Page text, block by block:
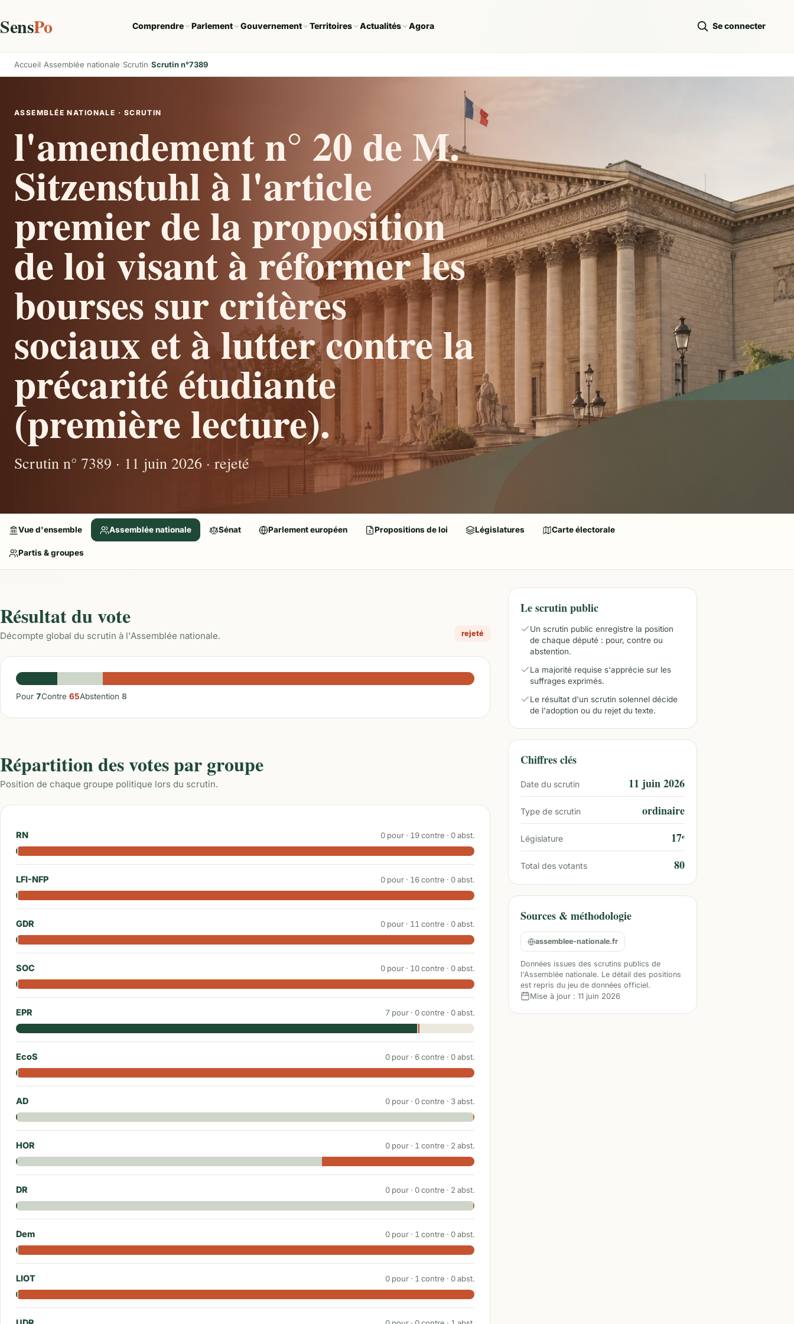
SensPo Comprendre Parlement Gouvernement Territoires Actualités Agora Se connecter
Accueil Assemblée nationale Scrutin Scrutin n°7389
ASSEMBLÉE NATIONALE · SCRUTIN
l'amendement n° 20 de M.
Sitzenstuhl à l'article
premier de la proposition
de loi visant à réformer les
bourses sur critères
sociaux et à lutter contre la
précarité étudiante
(première lecture).
Scrutin n° 7389 · 11 juin 2026 · rejeté
Vue d'ensemble Assemblée nationale Sénat Parlement européen Propositions de loi Législatures Carte électorale
Partis & groupes
Résultat du vote
Décompte global du scrutin à l'Assemblée nationale. rejeté
Pour 7Contre 65Abstention 8
Répartition des votes par groupe
Position de chaque groupe politique lors du scrutin.
RN 0 pour · 19contre · 0abst.
LFI-NFP 0 pour · 16contre · 0abst.
GDR 0 pour · 11 contre · 0abst.
SOC 0 pour · 10contre · 0abst.
EPR 7 pour · 0contre · 0abst.
EcoS 0 pour · 6contre · 0abst.
AD 0 pour · 0contre · 3abst.
HOR 0 pour · 1 contre · 2 abst.
DR 0 pour · 0contre · 2 abst.
Dem 0 pour · 1 contre · 0abst.
LIOT 0 pour · 1 contre · 0abst.
Le scrutin public
Un scrutin public enregistre la position
de chaque député : pour, contre ou
abstention.
La majorité requise s'apprécie sur les
suffrages exprimés.
Le résultat d'un scrutin solennel décide
de l'adoption ou du rejet du texte.
Chiffres clés
Date du scrutin 11 juin 2026
Type de scrutin ordinaire
Législature 17ᵉ
Total des votants 80
Sources & méthodologie
assemblee-nationale.fr
Données issues des scrutins publics de
l'Assemblée nationale. Le détail des positions
est repris du jeu de données officiel.
Mise à jour : 11 juin 2026